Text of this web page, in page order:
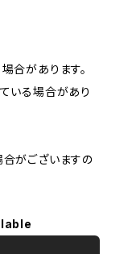
合があります。
いる場合があり
合がございますの